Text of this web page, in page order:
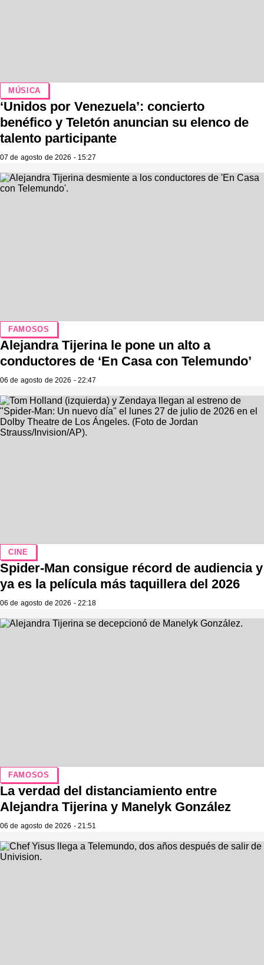
MÚSICA
‘Unidos por Venezuela’: concierto
benéfico y Teletón anuncian su elenco de
talento participante
07 de agosto de 2026 - 15:27
FAMOSOS
Alejandra Tijerina le pone un alto a
conductores de ‘En Casa con Telemundo’
06 de agosto de 2026 - 22:47
CINE
Spider-Man consigue récord de audiencia y
ya es la película más taquillera del 2026
06 de agosto de 2026 - 22:18
FAMOSOS
La verdad del distanciamiento entre
Alejandra Tijerina y Manelyk González
06 de agosto de 2026 - 21:51